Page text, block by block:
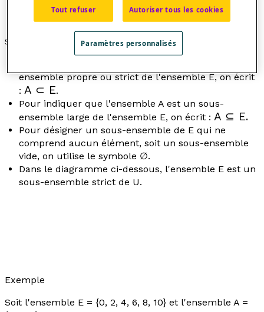
sous-ensemble de E qui comprend uniquement
une partie de E ou la totalité de l'ensemble E.
Symboles
ensemble propre ou strict de l'ensemble E, on écrit
: A ⊂ E.
Pour indiquer que l'ensemble A est un sous-
ensemble large de l'ensemble E, on écrit : A ⊆ E.
Pour désigner un sous-ensemble de E qui ne
comprend aucun élément, soit un sous-ensemble
vide, on utilise le symbole ∅.
Dans le diagramme ci-dessous, l'ensemble E est un
sous-ensemble strict de U.
Exemple
Soit l'ensemble E = {0, 2, 4, 6, 8, 10} et l'ensemble A =
Tout refuser Autoriser tous les cookies
Paramètres personnalisés